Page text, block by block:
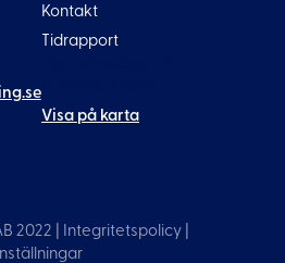
Visa på karta
Kontakt
Tidrapport
2022 | Integritetspolicy|